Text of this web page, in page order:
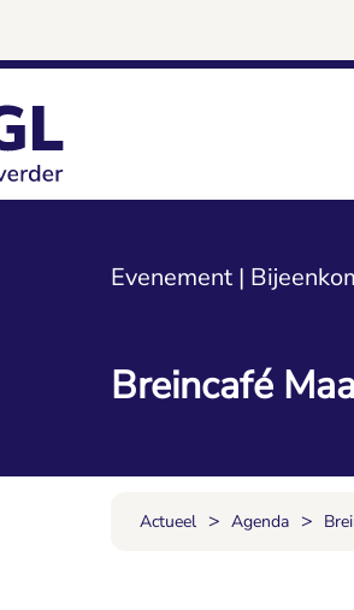
Evenement |
Breincafé
Actueel > Agenda >